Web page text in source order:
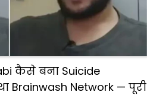
कैसे बना Suicide
Brainwash Network — पूरी